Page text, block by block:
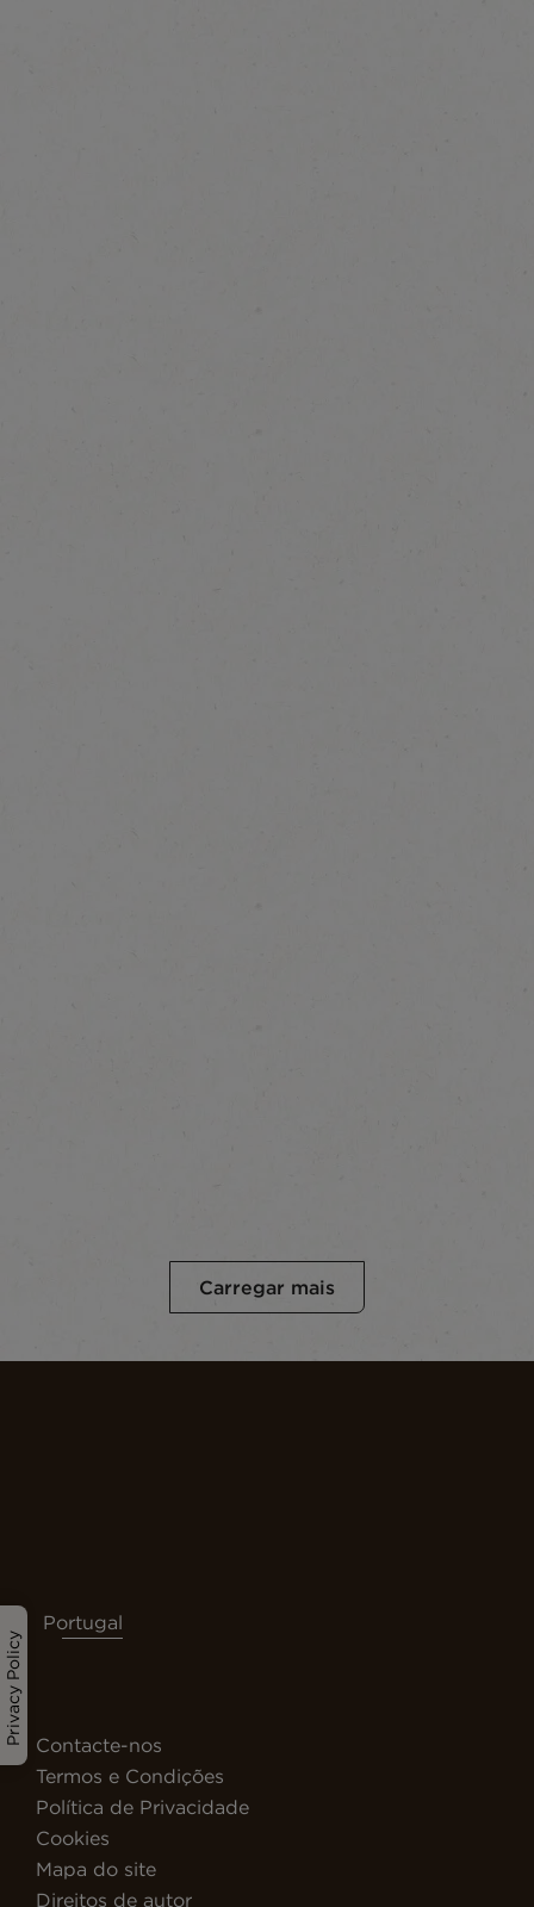
Carregar mais
Privacy Policy
Portugal
Contacte-nos
Termos e Condições
Política de Privacidade
Cookies
Mapa do site
Direitos de autor